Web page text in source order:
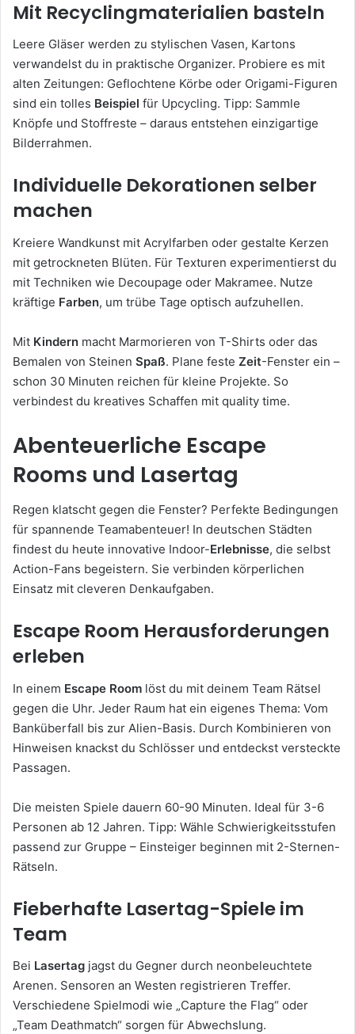
Mit Recyclingmaterialien basteln
Leere Gläser werden zu stylischen Vasen, Kartons
verwandelst du in praktische Organizer. Probiere es mit
alten Zeitungen: Geflochtene Körbe oder Origami-Figuren
sind ein tolles Beispiel für Upcycling. Tipp: Sammle
Knöpfe und Stoffreste – daraus entstehen einzigartige
Bilderrahmen.
Individuelle Dekorationen selber
machen
Kreiere Wandkunst mit Acrylfarben oder gestalte Kerzen
mit getrockneten Blüten. Für Texturen experimentierst du
mit Techniken wie Decoupage oder Makramee. Nutze
kräftige Farben, um trübe Tage optisch aufzuhellen.
Mit Kindern macht Marmorieren von T-Shirts oder das
Bemalen von Steinen Spaß. Plane feste Zeit-Fenster ein –
schon 30 Minuten reichen für kleine Projekte. So
verbindest du kreatives Schaffen mit quality time.
Abenteuerliche Escape
Rooms und Lasertag
Regen klatscht gegen die Fenster? Perfekte Bedingungen
für spannende Teamabenteuer! In deutschen Städten
findest du heute innovative Indoor-Erlebnisse, die selbst
Action-Fans begeistern. Sie verbinden körperlichen
Einsatz mit cleveren Denkaufgaben.
Escape Room Herausforderungen
erleben
In einem Escape Room löst du mit deinem Team Rätsel
gegen die Uhr. Jeder Raum hat ein eigenes Thema: Vom
Banküberfall bis zur Alien-Basis. Durch Kombinieren von
Hinweisen knackst du Schlösser und entdeckst versteckte
Passagen.
Die meisten Spiele dauern 60-90 Minuten. Ideal für 3-6
Personen ab 12 Jahren. Tipp: Wähle Schwierigkeitsstufen
passend zur Gruppe – Einsteiger beginnen mit 2-Sternen-
Rätseln.
Fieberhafte Lasertag-Spiele im
Team
Bei Lasertag jagst du Gegner durch neonbeleuchtete
Arenen. Sensoren an Westen registrieren Treffer.
Verschiedene Spielmodi wie „Capture the Flag“ oder
„Team Deathmatch“ sorgen für Abwechslung.